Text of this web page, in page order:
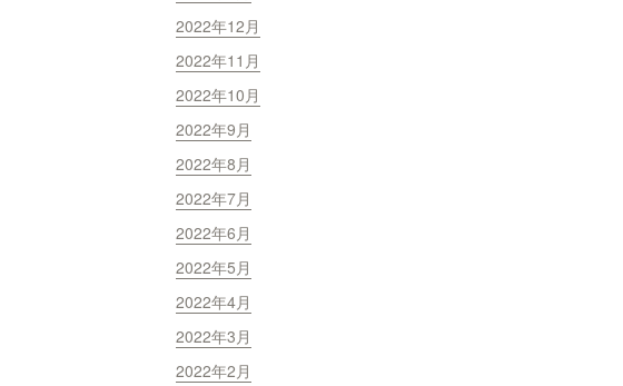
2022年12月
2022年11月
2022年10月
2022年9月
2022年8月
2022年7月
2022年6月
2022年5月
2022年4月
2022年3月
2022年2月